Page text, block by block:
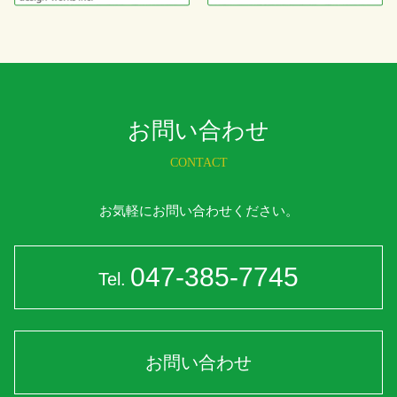
お問い合わせ
CONTACT
お気軽にお問い合わせください。
Tel. 047-385-7745
お問い合わせ